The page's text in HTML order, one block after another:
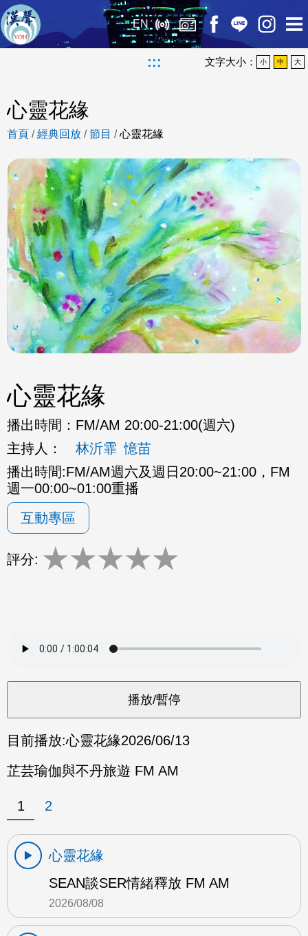
EN
::: 文字大小： 小 中 大
心靈花緣
首頁 /經典回放 /節目 /心靈花緣
心靈花緣
播出時間： FM/AM 20:00-21:00(週六)
主持人：
林沂霏 憶苗
播出時間:FM/AM週六及週日20:00~21:00，FM
週一00:00~01:00重播
互動專區
評分: ★★★★★
目前播放:心靈花緣2026/06/13
芷芸瑜伽與不丹旅遊 FM AM
1 2
心靈花緣
SEAN談SER情緒釋放 FM AM
2026/08/08